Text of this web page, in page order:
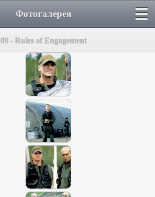
Фотогалерея
09 - Rules of Engagement